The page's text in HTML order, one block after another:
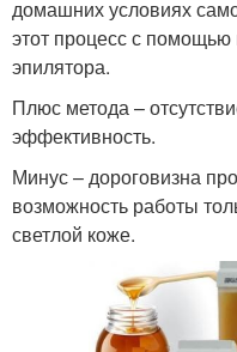
домашних условиях
этот процесс с помощью
эпилятора.
Плюс метода –
эффективность.
Минус – дороговизна
возможность работы
светлой коже.